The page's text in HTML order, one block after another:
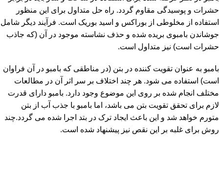
حشرات و پوسیدگی مقاوم گردد. راه حل متداول برای این منظور
استفاده از مخلوطی از بوراکس و اسید بوریک است. فرآیند دیگر شامل
جوشاندن بامبوی بریده شده و حذف نشاسته موجود در آن (که جاذب
حشرات است) نیز متداول است.
بامبو به عنوان تقویت کننده در بتن (در مناطقی که بامبو در آن فراوان
است) استفاده می شود. هر چند اختلاف بر سر اثر آن در مطالعات
مختلف انجام شده بر روی این موضوع وجود دارد. بامبو دارای قدرت
لازم برای تحقق تقویت بتن می باشد، اما بامبو با جذب آب از بتن
متورم خواهد شد و این باعث ایجاد ترک در بتد اجرا شده می گردد.چند
روش برای غلبه بر این نقص نیز پیشنهاد شده است.